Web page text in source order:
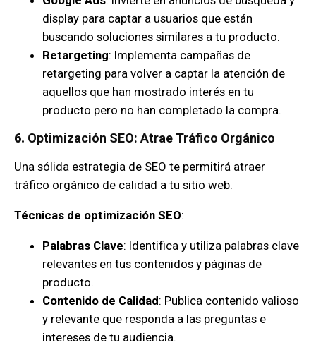
display para captar a usuarios que están
buscando soluciones similares a tu producto.
Retargeting: Implementa campañas de
retargeting para volver a captar la atención de
aquellos que han mostrado interés en tu
producto pero no han completado la compra.
6. Optimización SEO: Atrae Tráfico Orgánico
Una sólida estrategia de SEO te permitirá atraer
tráfico orgánico de calidad a tu sitio web.
Técnicas de optimización SEO:
Palabras Clave: Identifica y utiliza palabras clave
relevantes en tus contenidos y páginas de
producto.
Contenido de Calidad: Publica contenido valioso
y relevante que responda a las preguntas e
intereses de tu audiencia.